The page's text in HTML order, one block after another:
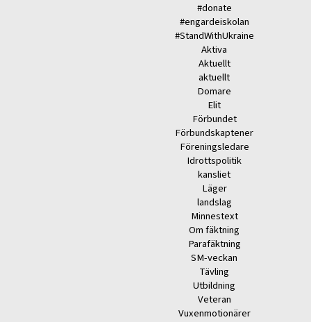
#donate
#engardeiskolan
#StandWithUkraine
Aktiva
Aktuellt
aktuellt
Domare
Elit
Förbundet
Förbundskaptener
Föreningsledare
Idrottspolitik
kansliet
Läger
landslag
Minnestext
Om fäktning
Parafäktning
SM-veckan
Tävling
Utbildning
Veteran
Vuxenmotionärer